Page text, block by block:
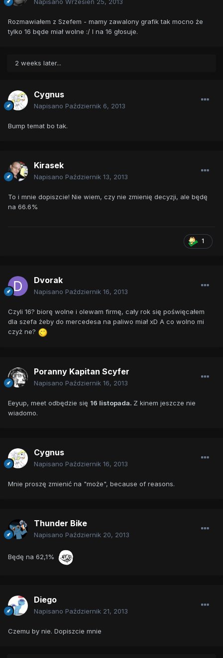
Napisano Wrzesień 25, 2013
Rozmawiałem z Szefem - mamy zawalony grafik tak mocno że
tylko 16 będe miał wolne :/ I na 16 głosuje.
2 weeks later...
Cygnus
Napisano Październik 6, 2013
Bump temat bo tak.
Kirasek
Napisano Październik 13, 2013
To i mnie dopiszcie! Nie wiem, czy nie zmienię decyzji, ale będę
na 66.6%
1
Dvorak
Napisano Październik 16, 2013
Czyli 16? biorę wolne i olewam firmę, cały rok się poświęcałem
dla szefa żeby do mercedesa na paliwo miał xD A co wolno mi
czyż ne?
Poranny Kapitan Scyfer
Napisano Październik 16, 2013
Eeyup, meet odbędzie się 16 listopada. Z kinem jeszcze nie
wiadomo.
Cygnus
Napisano Październik 16, 2013
Mnie proszę zmienić na "może", because of reasons.
Thunder Bike
Napisano Październik 20, 2013
Będę na 62,1%
Diego
Napisano Październik 21, 2013
Czemu by nie. Dopiszcie mnie